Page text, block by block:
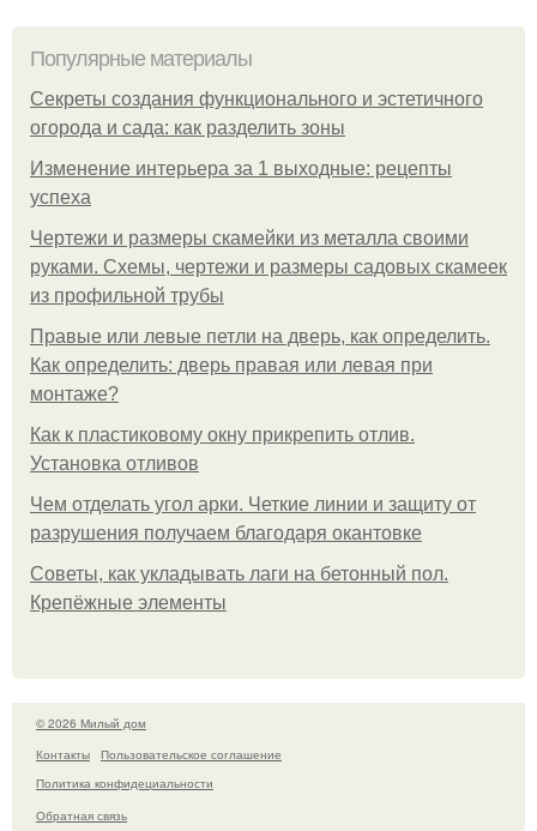
Популярные материалы
Секреты создания функционального и эстетичного
огорода и сада: как разделить зоны
Изменение интерьера за 1 выходные: рецепты
успеха
Чертежи и размеры скамейки из металла своими
руками. Схемы, чертежи и размеры садовых скамеек
из профильной трубы
Правые или левые петли на дверь, как определить.
Как определить: дверь правая или левая при
монтаже?
Как к пластиковому окну прикрепить отлив.
Установка отливов
Чем отделать угол арки. Четкие линии и защиту от
разрушения получаем благодаря окантовке
Советы, как укладывать лаги на бетонный пол.
Крепёжные элементы
© 2026 Милый дом
Контакты
Пользовательское соглашение
Политика конфидециальности
Обратная связь